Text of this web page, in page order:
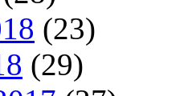
(23)
(29)